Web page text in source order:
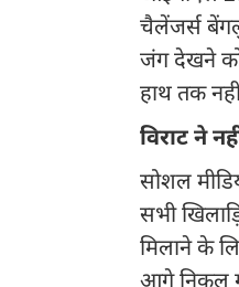
चैलेंजर्स
जंग देखने को
हाथ तक
विराट ने
सोशल
सभी
मिलाने के